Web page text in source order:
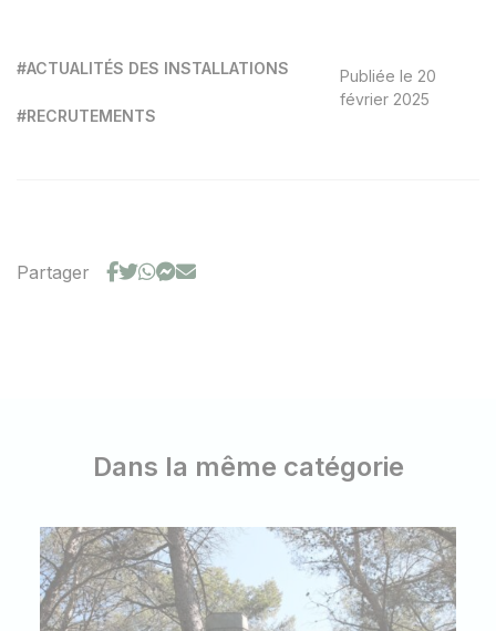
#ACTUALITÉS DES INSTALLATIONS
#RECRUTEMENTS
Publiée le 20
février 2025
Partager
Dans la même catégorie